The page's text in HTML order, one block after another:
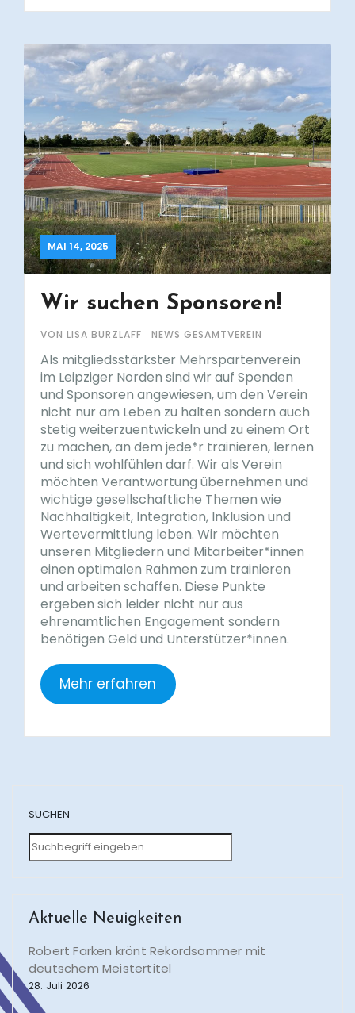
MAI 14, 2025
Wir suchen Sponsoren!
VON LISA BURZLAFF NEWS GESAMTVEREIN
Als mitgliedsstärkster Mehrspartenverein
im Leipziger Norden sind wir auf Spenden
und Sponsoren angewiesen, um den Verein
nicht nur am Leben zu halten sondern auch
stetig weiterzuentwickeln und zu einem Ort
zu machen, an dem jede*r trainieren, lernen
und sich wohlfühlen darf. Wir als Verein
möchten Verantwortung übernehmen und
wichtige gesellschaftliche Themen wie
Nachhaltigkeit, Integration, Inklusion und
Wertevermittlung leben. Wir möchten
unseren Mitgliedern und Mitarbeiter*innen
einen optimalen Rahmen zum trainieren
und arbeiten schaffen. Diese Punkte
ergeben sich leider nicht nur aus
ehrenamtlichen Engagement sondern
benötigen Geld und Unterstützer*innen.
Mehr erfahren
SUCHEN
Aktuelle Neuigkeiten
Robert Farken krönt Rekordsommer mit
deutschem Meistertitel
28. Juli 2026